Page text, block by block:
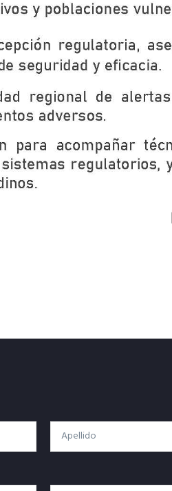
Apellido